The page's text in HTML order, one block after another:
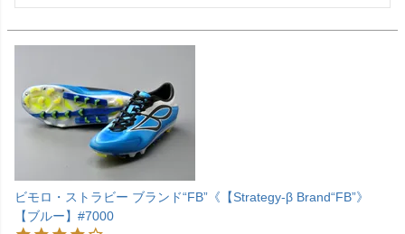
ビモロ・ストラビー ブランド“FB”《【Strategy-β Brand“FB”》
【ブルー】#7000